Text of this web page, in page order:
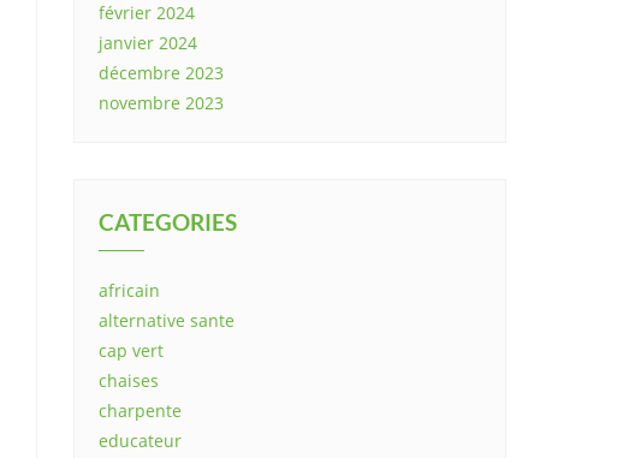
février 2024
janvier 2024
décembre 2023
novembre 2023
CATEGORIES
africain
alternative sante
cap vert
chaises
charpente
educateur